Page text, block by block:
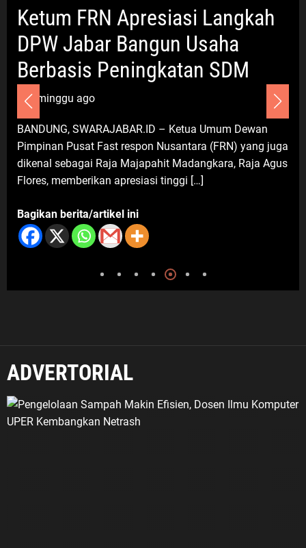
Sosialisasi Kemenduk Bangga di
Bekasi, Cellica Nurachadiana Ajak
Masyarakat Cegah Stunting dan
Wujudkan Keluarga Berkualitas
Advertorial Nasional Pendidikan
Pengelolaan Sampah Makin Efisien,
Dosen Ilmu Komputer UPER
Kembangkan Netrash
Ketum FRN Apresiasi Langkah
DPW Jabar Bangun Usaha
Berbasis Peningkatan SDM
3 minggu ago
BANDUNG, SWARAJABAR.ID – Ketua Umum Dewan
Pimpinan Pusat Fast respon Nusantara (FRN) yang juga
dikenal sebagai Raja Majapahit Madangkara, Raja Agus
Flores, memberikan apresiasi tinggi […]
Bagikan berita/artikel ini
ADVERTORIAL